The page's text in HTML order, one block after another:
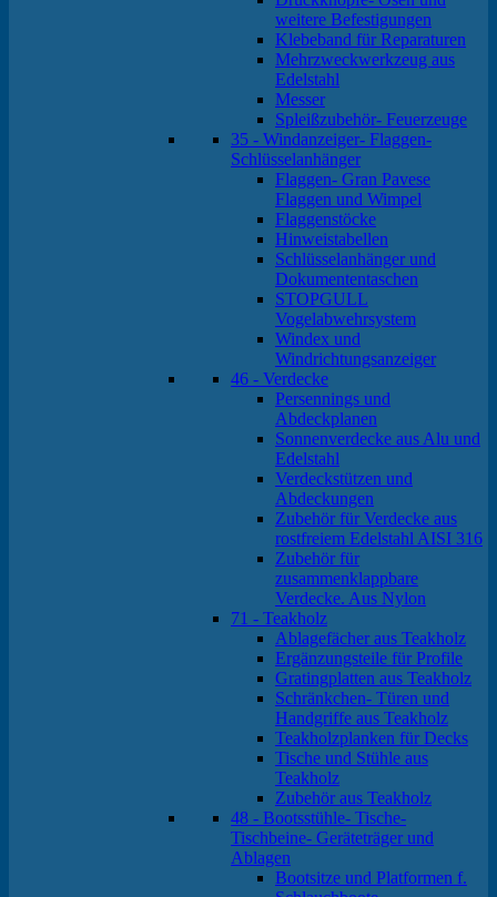
weitere Befestigungen
Klebeband für Reparaturen
Mehrzweckwerkzeug aus
Edelstahl
Messer
Spleißzubehör- Feuerzeuge
35 - Windanzeiger- Flaggen-
Schlüsselanhänger
Flaggen- Gran Pavese
Flaggen und Wimpel
Flaggenstöcke
Hinweistabellen
Schlüsselanhänger und
Dokumententaschen
STOPGULL
Vogelabwehrsystem
Windex und
Windrichtungsanzeiger
46 - Verdecke
Persennings und
Abdeckplanen
Sonnenverdecke aus Alu und
Edelstahl
Verdeckstützen und
Abdeckungen
Zubehör für Verdecke aus
rostfreiem Edelstahl AISI 316
Zubehör für
zusammenklappbare
Verdecke. Aus Nylon
71 - Teakholz
Ablagefächer aus Teakholz
Ergänzungsteile für Profile
Gratingplatten aus Teakholz
Schränkchen- Türen und
Handgriffe aus Teakholz
Teakholzplanken für Decks
Tische und Stühle aus
Teakholz
Zubehör aus Teakholz
48 - Bootsstühle- Tische-
Tischbeine- Geräteträger und
Ablagen
Bootsitze und Platformen f.